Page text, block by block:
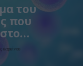
του
που
νέα
καρκίνου